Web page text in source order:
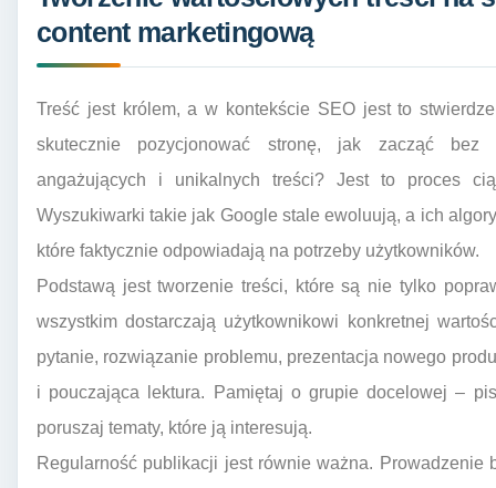
content marketingową
Treść jest królem, a w kontekście SEO jest to
skutecznie pozycjonować stronę, jak zacząć bez
angażujących i unikalnych treści? Jest to proces
Wyszukiwarki takie jak Google stale ewoluują, a ich
które faktycznie odpowiadają na potrzeby użytkowników.
Podstawą jest tworzenie treści, które są nie tylko
wszystkim dostarczają użytkownikowi konkretnej
pytanie, rozwiązanie problemu, prezentacja nowego
i pouczająca lektura. Pamiętaj o grupie docelowej –
poruszaj tematy, które ją interesują.
Regularność publikacji jest równie ważna. Prowadzenie